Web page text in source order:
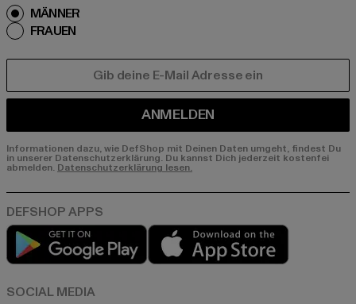
MÄNNER
FRAUEN
ANMELDEN
Informationen dazu, wie DefShop mit Deinen Daten umgeht, findest Du
in unserer Datenschutzerklärung. Du kannst Dich jederzeit kostenfei
abmelden. Datenschutzerklärung lesen.
Play market